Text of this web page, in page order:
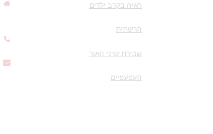
ראיה בקרב ילדים
הרשתית
שבירת קרני האור
העפעפיים